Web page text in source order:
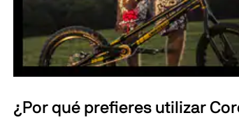
¿Por qué prefieres utilizar